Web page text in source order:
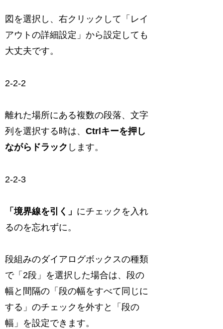
図を選択し、右クリックして「レイ
アウトの詳細設定」から設定しても
大丈夫です。
2-2-2
離れた場所にある複数の段落、文字
列を選択する時は、Ctrlキーを押し
ながらドラック します。
2-2-3
「境界線を引く」 にチェックを入れ
るのを忘れずに。
段組みのダイアログボックスの種類
で「2段」を選択した場合は、段の
幅と間隔の「段の幅をすべて同じに
する」のチェックを外すと「段の
幅」を設定できます。